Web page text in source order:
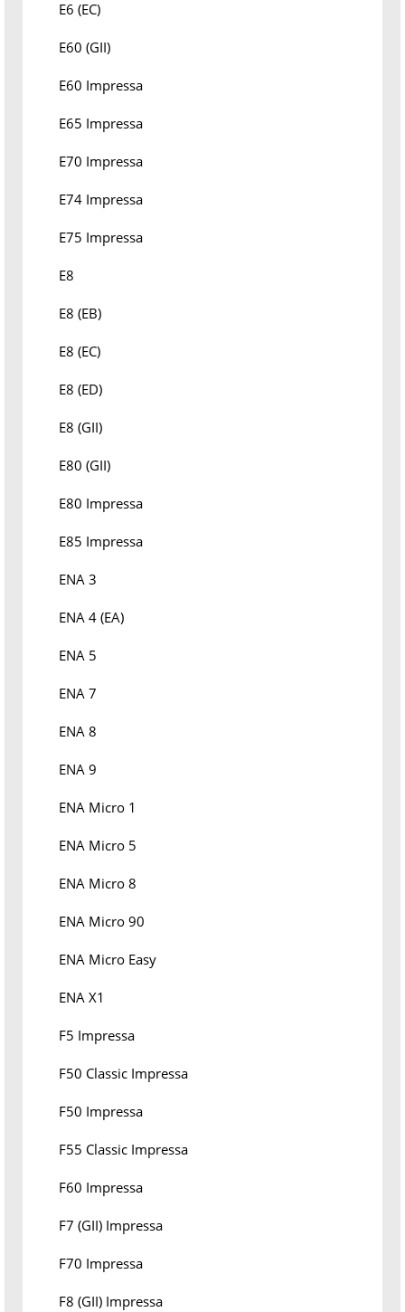
E6 (EC)
E60 (GII)
E60 Impressa
E65 Impressa
E70 Impressa
E74 Impressa
E75 Impressa
E8
E8 (EB)
E8 (EC)
E8 (ED)
E8 (GII)
E80 (GII)
E80 Impressa
E85 Impressa
ENA 3
ENA 4 (EA)
ENA 5
ENA 7
ENA 8
ENA 9
ENA Micro 1
ENA Micro 5
ENA Micro 8
ENA Micro 90
ENA Micro Easy
ENA X1
F5 Impressa
F50 Classic Impressa
F50 Impressa
F55 Classic Impressa
F60 Impressa
F7 (GII) Impressa
F70 Impressa
F8 (GII) Impressa